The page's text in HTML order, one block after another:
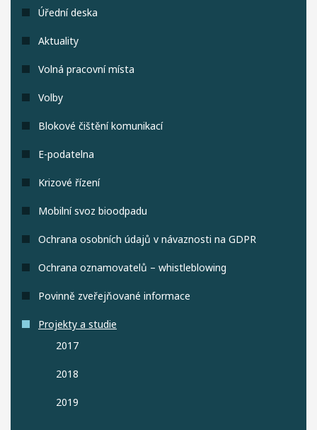
Úřední deska
Aktuality
Volná pracovní místa
Volby
Blokové čištění komunikací
E-podatelna
Krizové řízení
Mobilní svoz bioodpadu
Ochrana osobních údajů v návaznosti na GDPR
Ochrana oznamovatelů – whistleblowing
Povinně zveřejňované informace
Projekty a studie
2017
2018
2019